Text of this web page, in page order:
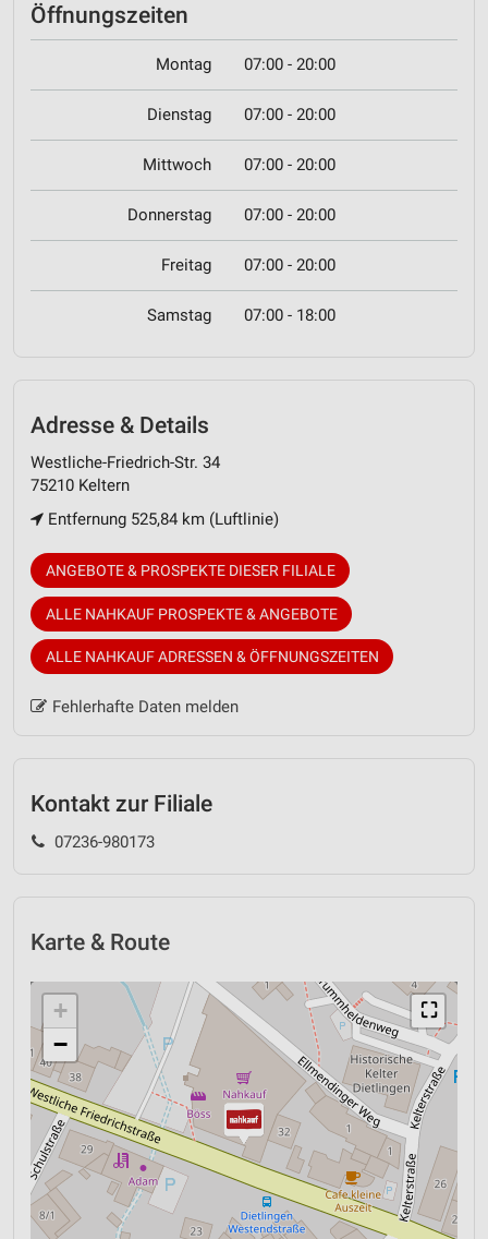
Öffnungszeiten
Montag 07:00 - 20:00
Dienstag 07:00 - 20:00
Mittwoch 07:00 - 20:00
Donnerstag 07:00 - 20:00
Freitag 07:00 - 20:00
Samstag 07:00 - 18:00
Adresse & Details
Westliche-Friedrich-Str. 34
75210 Keltern
Entfernung 525,84 km (Luftlinie)
ANGEBOTE & PROSPEKTE DIESER FILIALE
ALLE NAHKAUF PROSPEKTE & ANGEBOTE
ALLE NAHKAUF ADRESSEN & ÖFFNUNGSZEITEN
Fehlerhafte Daten melden
Kontakt zur Filiale
07236-980173
Karte & Route
⛶
+
−